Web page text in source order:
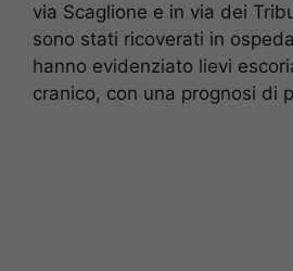
via Scaglione e in via dei
sono stati ricoverati in
hanno evidenziato lievi
cranico, con una prognosi di